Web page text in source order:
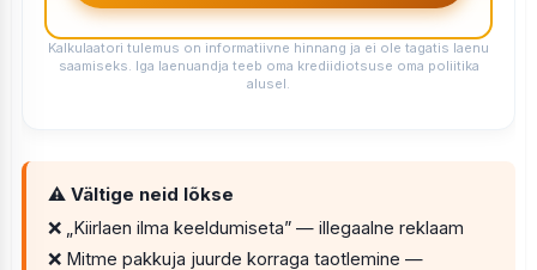
Kalkulaatori tulemus on informatiivne hinnang ja ei ole tagatis laenu
saamiseks. Iga laenuandja teeb oma krediidiotsuse oma poliitika
alusel.
⚠ Vältige neid lõkse
❌ „Kiirlaen ilma keeldumiseta” — illegaalne reklaam
❌ Mitme pakkuja juurde korraga taotlemine —